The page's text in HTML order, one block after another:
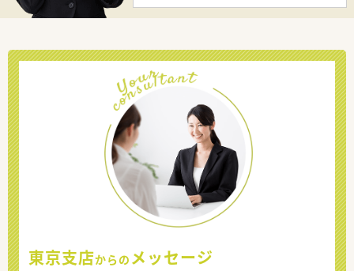
東京支店からの メッセージ